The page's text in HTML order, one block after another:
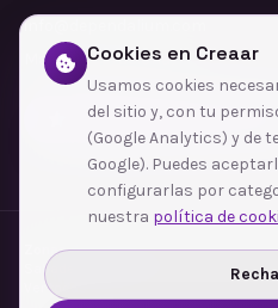
info@dependalium.com
Mataró (Barcelona)
Déjanos tu reseña en
Zonas de cobertura·Barcelona·
Sabadell
Santa
Ver todas las zonas →
Cookies en Creaar
Usamos cookies
del sitio y, con tu
(Google Analytics) y de
Google). Puedes
configurarlas por
nuestra política de